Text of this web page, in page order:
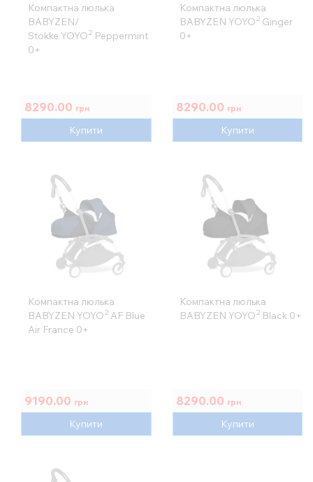
Компактна люлька
BABYZEN/
Stokke YOYO2 Peppermint
0+
8290.00 грн
Купити
Компактна люлька
BABYZEN YOYO2Ginger
0+
8290.00 грн
Купити
Компактна люлька
BABYZEN YOYO2 AF Blue
Air France 0+
9190.00 грн
Купити
Компактна люлька
BABYZEN YOYO2Black 0+
8290.00 грн
Купити